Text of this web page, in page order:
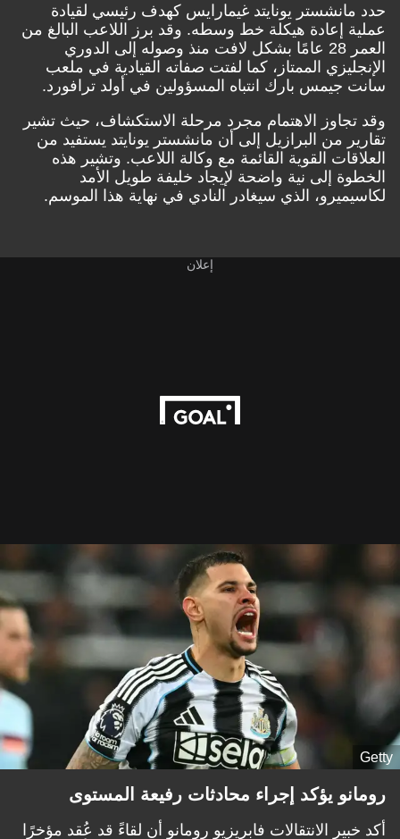
حدد مانشستر يونايتد غيمارايس كهدف رئيسي لقيادة
عملية إعادة هيكلة خط وسطه. وقد برز اللاعب البالغ من
العمر 28 عامًا بشكل لافت منذ وصوله إلى الدوري
الإنجليزي الممتاز، كما لفتت صفاته القيادية في ملعب
سانت جيمس بارك انتباه المسؤولين في أولد ترافورد.
وقد تجاوز الاهتمام مجرد مرحلة الاستكشاف، حيث تشير
تقارير من البرازيل إلى أن مانشستر يونايتد يستفيد من
العلاقات القوية القائمة مع وكالة اللاعب. وتشير هذه
الخطوة إلى نية واضحة لإيجاد خليفة طويل الأمد
لكاسيميرو، الذي سيغادر النادي في نهاية هذا الموسم.
إعلان
Getty
رومانو يؤكد إجراء محادثات رفيعة المستوى
أكد خبير الانتقالات فابريزيو رومانو أن لقاءً قد عُقد مؤخرًا